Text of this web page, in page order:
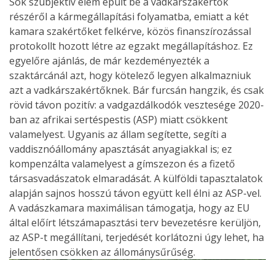
részéről a kármegállapítási folyamatba, emiatt a két
kamara szakértőket felkérve, közös finanszírozással
protokollt hozott létre az egzakt megállapításhoz. Ez
egyelőre ajánlás, de már kezdeményezték a
szaktárcánál azt, hogy kötelező legyen alkalmazniuk
azt a vadkárszakértőknek. Bár furcsán hangzik, és csak
rövid távon pozitív: a vadgazdálkodók vesztesége 2020-
ban az afrikai sertéspestis (ASP) miatt csökkent
valamelyest. Ugyanis az állam segítette, segíti a
vaddisznóállomány apasztását anyagiakkal is; ez
kompenzálta valamelyest a gímszezon és a fizető
társasvadászatok elmaradását. A külföldi tapasztalatok
alapján sajnos hosszú távon együtt kell élni az ASP-vel.
A vadászkamara maximálisan támogatja, hogy az EU
által előírt létszámapasztási terv bevezetésre kerüljön,
az ASP-t megállítani, terjedését korlátozni úgy lehet, ha
jelentősen csökken az állománysűrűség.